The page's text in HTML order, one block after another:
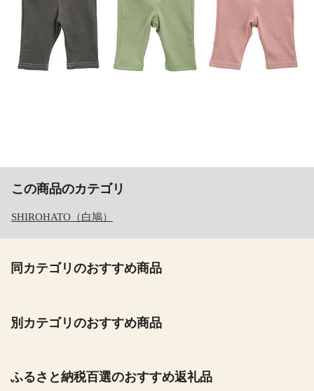
この商品のカテゴリ
SHIROHATO（白鳩）
同カテゴリのおすすめ商品
別カテゴリのおすすめ商品
ふるさと納税百選のおすすめ返礼品